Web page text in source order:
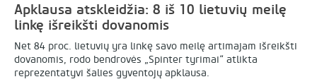
Apklausa atskleidžia: 8 iš 10 lietuvių meilę
linkę išreikšti dovanomis
Net 84 proc. lietuvių yra linkę savo meilę artimajam išreikšti
dovanomis, rodo bendrovės „Spinter tyrimai“ atlikta
reprezentatyvi šalies gyventojų apklausa.